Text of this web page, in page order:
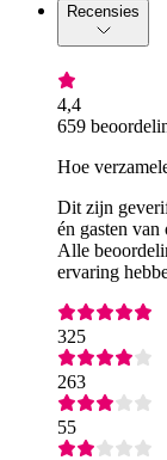
Recensies
4,4
659
Hoe
Dit zijn
én gasten van
Alle
ervaring
325
263
55